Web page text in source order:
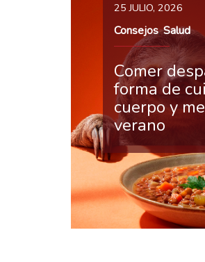
25 JULIO, 2026
Consejos,Salud
Comer
forma de
cuerpo y
verano